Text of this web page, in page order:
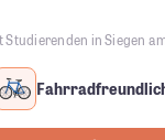
Studierenden in Siegen